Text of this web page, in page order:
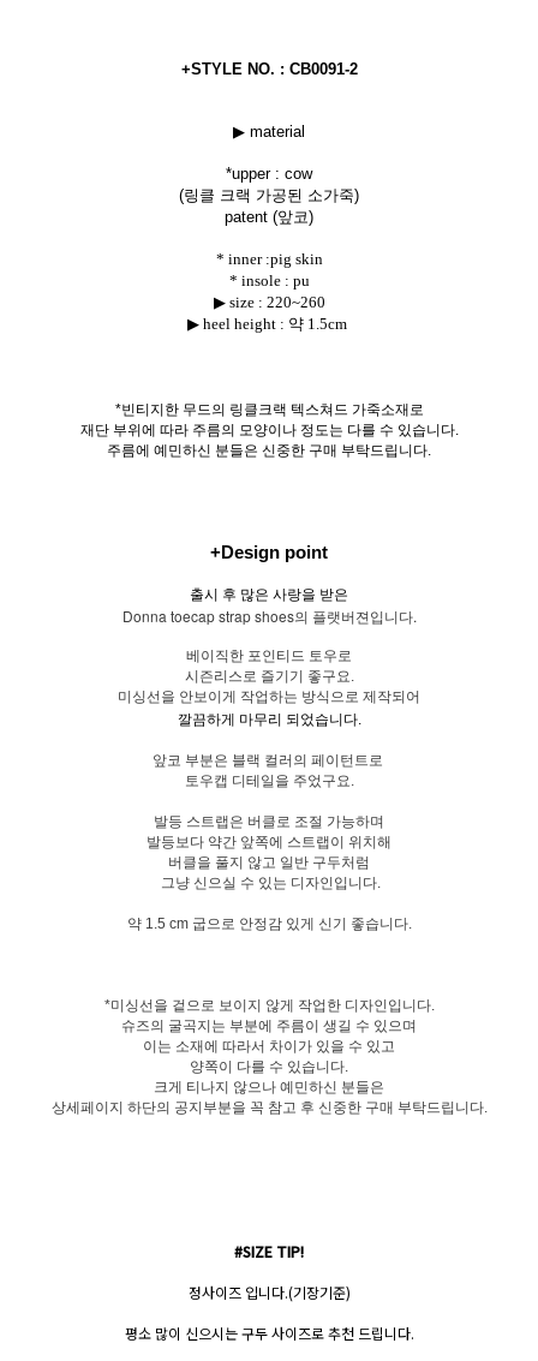
+STYLE NO. : CB0091-2
▶ material
*upper : cow
(링클 크랙 가공된 소가죽)
patent (앞코)
* inner :pig skin
* insole : pu
▶ size : 220~260
▶ heel height : 약 1.5cm
*빈티지한 무드의 링클크랙 텍스쳐드 가죽소재로
재단 부위에 따라 주름의 모양이나 정도는 다를 수 있습니다.
주름에 예민하신 분들은 신중한 구매 부탁드립니다.
+Design point
출시 후 많은 사랑을 받은
Donna toecap strap shoes의 플랫버젼입니다.
베이직한 포인티드 토우로
시즌리스로 즐기기 좋구요.
미싱선을 안보이게 작업하는 방식으로 제작되어
깔끔하게 마무리 되었습니다.
앞코 부분은 블랙 컬러의 페이턴트로
토우캡 디테일을 주었구요.
발등 스트랩은 버클로 조절 가능하며
발등보다 약간 앞쪽에 스트랩이 위치해
버클을 풀지 않고 일반 구두처럼
그냥 신으실 수 있는 디자인입니다.
약 1.5 cm 굽으로 안정감 있게 신기 좋습니다.
*미싱선을 겉으로 보이지 않게 작업한 디자인입니다.
슈즈의 굴곡지는 부분에 주름이 생길 수 있으며
이는 소재에 따라서 차이가 있을 수 있고
양쪽이 다를 수 있습니다.
크게 티나지 않으나 예민하신 분들은
상세페이지 하단의 공지부분을 꼭 참고 후 신중한 구매 부탁드립니다.
#SIZE TIP!
정사이즈 입니다.(기장기준)
평소 많이 신으시는 구두 사이즈로 추천 드립니다.